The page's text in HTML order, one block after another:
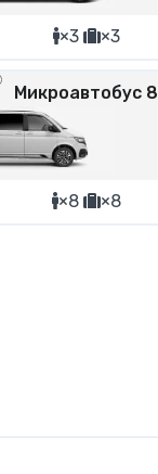
×3 ×3
Микроавтобус 8
×8 ×8